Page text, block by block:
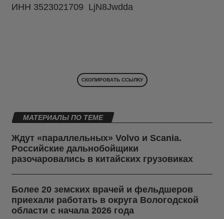
ИНН 3523021709 LjN8Jwdda
СКОПИРОВАТЬ ССЫЛКУ
МАТЕРИАЛЫ ПО ТЕМЕ
Ждут «параллельных» Volvo и Scania.
Российские дальнобойщики
разочаровались в китайских грузовиках
Более 20 земских врачей и фельдшеров
приехали работать в округа Вологодской
области с начала 2026 года